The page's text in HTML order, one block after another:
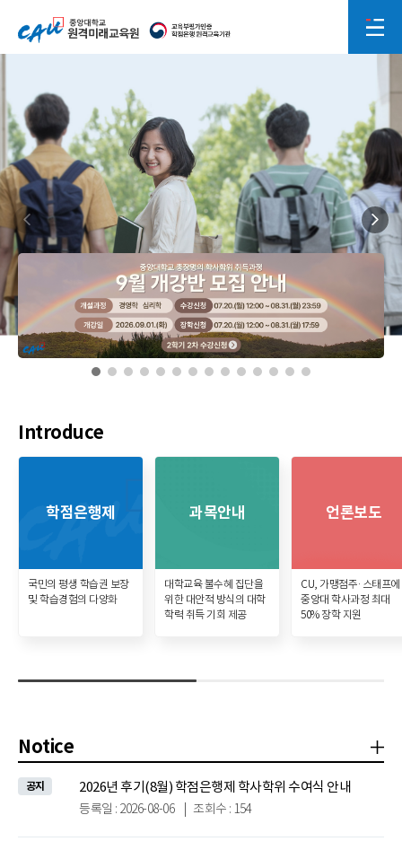
중앙대학교 원격미래교육원교육부평가인증 학점은행 원격교육기관
2026학년도 2학기 2차 수강신청
Introduce
학점은행제
국민의 평생 학습권 보장
및 학습경험의 다양화
과목안내
대학교육 불수혜 집단을
위한 대안적 방식의 대학
학력 취득 기회 제공
언론보도
CU, 가맹점주·스태프에
중앙대 학사과정 최대
50% 장학 지원
Notice 공
공지 2026년 후기(8월) 학점은행제 학사학위 수여식 안내
등록일 : 2026-08-06 조회수 : 154